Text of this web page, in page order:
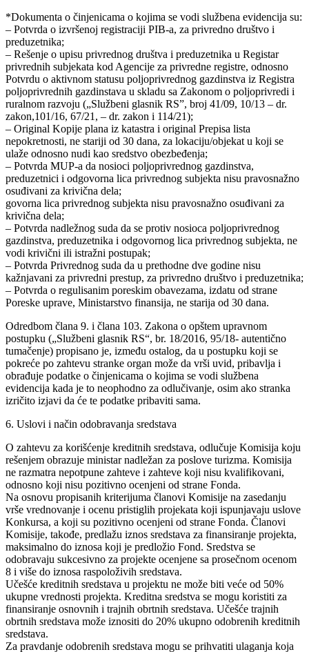
*Dokumenta o činjenicama o kojima se vodi službena evidencija su:
– Potvrda o izvršenoj registraciji PIB-a, za privredno društvo i
preduzetnika;
– Rešenje o upisu privrednog društva i preduzetnika u Registar
privrednih subjekata kod Agencije za privredne registre, odnosno
Potvrdu o aktivnom statusu poljoprivrednog gazdinstva iz Registra
poljoprivrednih gazdinstava u skladu sa Zakonom o poljoprivredi i
ruralnom razvoju („Službeni glasnik RS”, broj 41/09, 10/13 – dr.
zakon,101/16, 67/21, – dr. zakon i 114/21);
– Original Kopije plana iz katastra i original Prepisa lista
nepokretnosti, ne stariji od 30 dana, za lokaciju/objekat u koji se
ulaže odnosno nudi kao sredstvo obezbeđenja;
– Potvrda MUP-a da nosioci poljoprivrednog gazdinstva,
preduzetnici i odgovorna lica privrednog subjekta nisu pravosnažno
osuđivani za krivična dela;
govorna lica privrednog subjekta nisu pravosnažno osuđivani za
krivična dela;
– Potvrda nadležnog suda da se protiv nosioca poljoprivrednog
gazdinstva, preduzetnika i odgovornog lica privrednog subjekta, ne
vodi krivični ili istražni postupak;
– Potvrda Privrednog suda da u prethodne dve godine nisu
kažnjavani za privredni prestup, za privredno društvo i preduzetnika;
– Potvrda o regulisanim poreskim obavezama, izdatu od strane
Poreske uprave, Ministarstvo finansija, ne starija od 30 dana.
Odredbom člana 9. i člana 103. Zakona o opštem upravnom
postupku („Službeni glasnik RS“, br. 18/2016, 95/18- autentično
tumačenje) propisano je, između ostalog, da u postupku koji se
pokreće po zahtevu stranke organ može da vrši uvid, pribavlja i
obrađuje podatke o činjenicama o kojima se vodi službena
evidencija kada je to neophodno za odlučivanje, osim ako stranka
izričito izjavi da će te podatke pribaviti sama.
6. Uslovi i način odobravanja sredstava
O zahtevu za korišćenje kreditnih sredstava, odlučuje Komisija koju
rešenjem obrazuje ministar nadležan za poslove turizma. Komisija
ne razmatra nepotpune zahteve i zahteve koji nisu kvalifikovani,
odnosno koji nisu pozitivno ocenjeni od strane Fonda.
Na osnovu propisanih kriterijuma članovi Komisije na zasedanju
vrše vrednovanje i ocenu pristiglih projekata koji ispunjavaju uslove
Konkursa, a koji su pozitivno ocenjeni od strane Fonda. Članovi
Komisije, takođe, predlažu iznos sredstava za finansiranje projekta,
maksimalno do iznosa koji je predložio Fond. Sredstva se
odobravaju sukcesivno za projekte ocenjene sa prosečnom ocenom
8 i više do iznosa raspoloživih sredstava.
Učešće kreditnih sredstava u projektu ne može biti veće od 50%
ukupne vrednosti projekta. Kreditna sredstva se mogu koristiti za
finansiranje osnovnih i trajnih obrtnih sredstava. Učešće trajnih
obrtnih sredstava može iznositi do 20% ukupno odobrenih kreditnih
sredstava.
Za pravdanje odobrenih sredstava mogu se prihvatiti ulaganja koja